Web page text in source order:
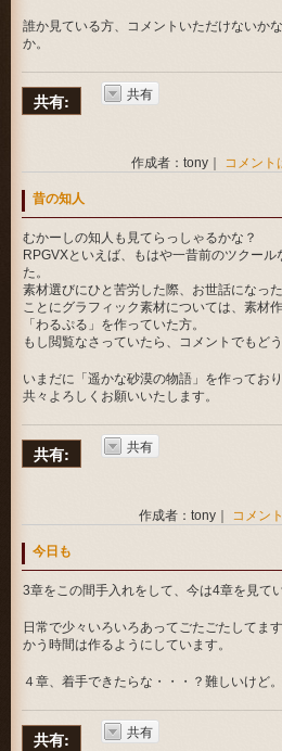
誰か見ている方、コメントいただけないか
か。
共有: 共有
作成者：tony｜ コメント
昔の知人
むかーしの知人も見てらっしゃるかな？
RPGVXといえば、もはや一昔前のツクー
た。
素材選びにひと苦労した際、お世話になっ
ことにグラフィック素材については、素材
「わるぷる」を作っていた方。
もし閲覧なさっていたら、コメントでもどう
いまだに「遥かな砂漠の物語」を作ってお
共々よろしくお願いいたします。
共有: 共有
作成者：tony｜ コメン
今日も
3章をこの間手入れをして、今は4章を見てい
日常で少々いろいろあってごたごたしてま
かう時間は作るようにしています。
４章、着手できたらな・・・？難しいけど
共有: 共有